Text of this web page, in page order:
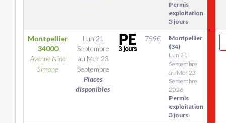
Permis
exploitation
3 jours
Montpellier
34000
Avenue Nina
Simone
Lun 21
Septembre
au Mer 23
Septembre
Places
disponibles
759€
Montpellier
(34)
Lun 21
Septembre
au Mer 23
Septembre
2026
Permis
exploitation
3 jours